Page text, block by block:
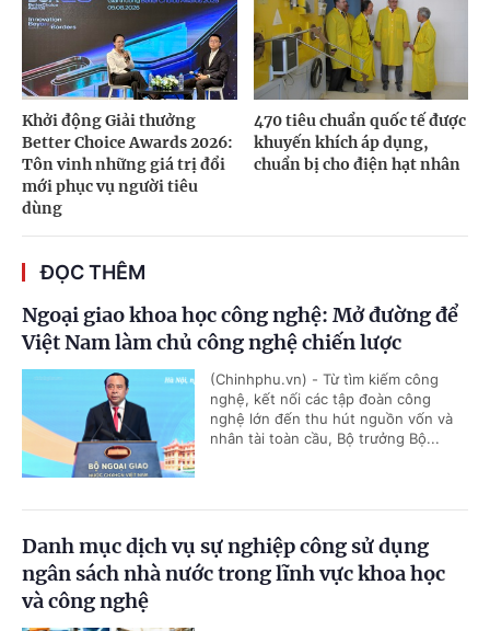
Khởi động Giải thưởng
Better Choice Awards 2026:
Tôn vinh những giá trị đổi
mới phục vụ người tiêu
dùng
470 tiêu chuẩn quốc tế được
khuyến khích áp dụng,
chuẩn bị cho điện hạt nhân
ĐỌC THÊM
Ngoại giao khoa học công nghệ: Mở đường để
Việt Nam làm chủ công nghệ chiến lược
(Chinhphu.vn) - Từ tìm kiếm công
nghệ, kết nối các tập đoàn công
nghệ lớn đến thu hút nguồn vốn và
nhân tài toàn cầu, Bộ trưởng Bộ...
Danh mục dịch vụ sự nghiệp công sử dụng
ngân sách nhà nước trong lĩnh vực khoa học
và công nghệ